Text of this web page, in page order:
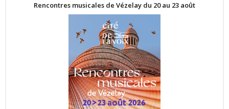
Rencontres musicales de Vézelay du 20 au 23 août